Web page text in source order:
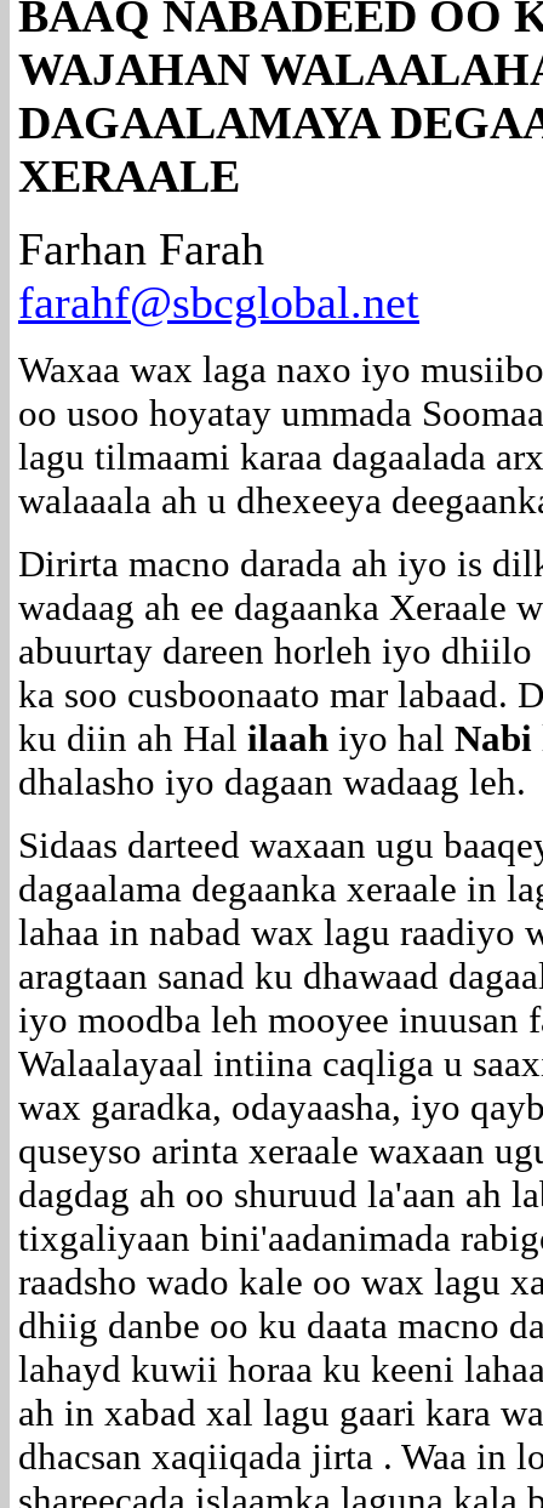
BAAQ NABADEED OO
WAJAHAN
DAGAALAMAYA
XERAALE
Farhan Farah
farahf@sbcglobal.net
Waxaa wax laga naxo iyo
oo usoo hoyatay ummada
lagu tilmaami karaa dagaalada
walaaala ah u dhexeeya
Dirirta macno darada ah iyo is
wadaag ah ee dagaanka Xeraale
abuurtay dareen horleh iyo dhiilo
ka soo cusboonaato mar labaad.
ku diin ah Hal ilaah iyo hal Nabi
dhalasho iyo dagaan wadaag leh.
Sidaas darteed waxaan ugu
dagaalama degaanka xeraale in
lahaa in nabad wax lagu raadiyo
aragtaan sanad ku dhawaad
iyo moodba leh mooyee inuusan
Walaalayaal intiina caqliga u
wax garadka, odayaasha, iyo
quseyso arinta xeraale waxaan
dagdag ah oo shuruud la'aan ah
tixgaliyaan bini'aadanimada
raadsho wado kale oo wax lagu
dhiig danbe oo ku daata macno
lahayd kuwii horaa ku keeni
ah in xabad xal lagu gaari kara
dhacsan xaqiiqada jirta . Waa in